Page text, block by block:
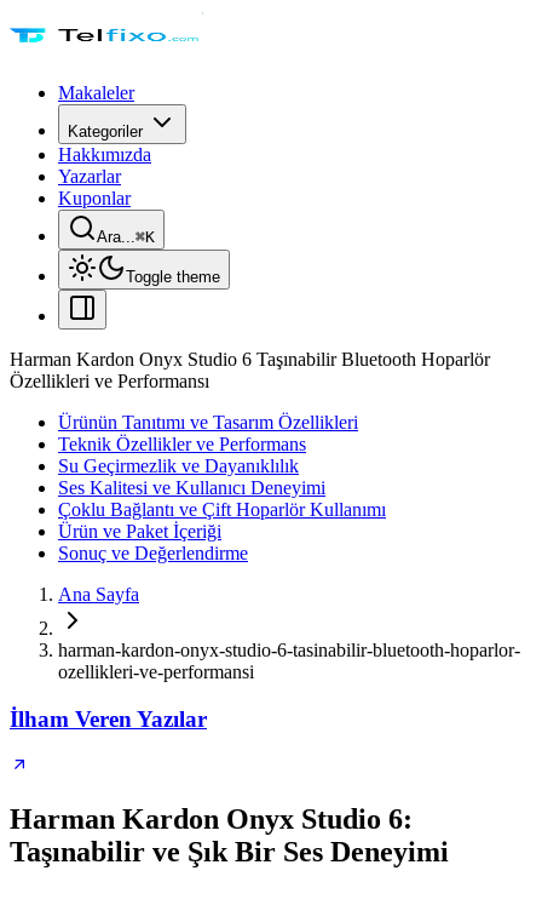
Makaleler
Kategoriler
Hakkımızda
Yazarlar
Kuponlar
Ara...⌘K
Toggle theme
Harman Kardon Onyx Studio 6 Taşınabilir Bluetooth Hoparlör
Özellikleri ve Performansı
Ürünün Tanıtımı ve Tasarım Özellikleri
Teknik Özellikler ve Performans
Su Geçirmezlik ve Dayanıklılık
Ses Kalitesi ve Kullanıcı Deneyimi
Çoklu Bağlantı ve Çift Hoparlör Kullanımı
Ürün ve Paket İçeriği
Sonuç ve Değerlendirme
Ana Sayfa
harman-kardon-onyx-studio-6-tasinabilir-bluetooth-hoparlor-
ozellikleri-ve-performansi
İlham Veren Yazılar
Harman Kardon Onyx Studio 6:
Taşınabilir ve Şık Bir Ses Deneyimi